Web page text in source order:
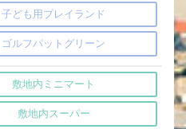
子ども用プレイランド
ゴルフパットグリーン
敷地内ミニマート
敷地内スーパー